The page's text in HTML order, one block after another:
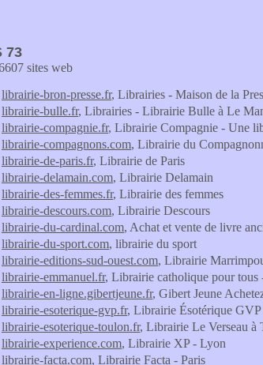
73
sites web
librairie-bron-presse.fr, Librairies - Maison de la
librairie-bulle.fr, Librairies - Librairie Bulle à Le
librairie-compagnie.fr, Librairie Compagnie - Une
librairie-compagnons.com, Librairie du
librairie-de-paris.fr, Librairie de Paris
librairie-delamain.com, Librairie Delamain
librairie-des-femmes.fr, Librairie des femmes
librairie-descours.com, Librairie Descours
librairie-du-cardinal.com, Achat et vente de livre
librairie-du-sport.com, librairie du sport
librairie-editions-sud-ouest.com, Librairie
librairie-emmanuel.fr, Librairie catholique pour
librairie-en-ligne.gibertjeune.fr, Gibert Jeune
librairie-esoterique-gvp.fr, Librairie Ésotérique GVP
librairie-esoterique-toulon.fr, Librairie Le Verseau à
librairie-experience.com, Librairie XP - Lyon
librairie-facta.com, Librairie Facta - Paris